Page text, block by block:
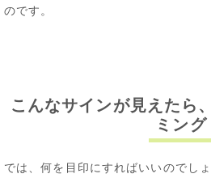
のです。
こんなサインが見えたら
ミング
では、何を目印にすればいいのでし